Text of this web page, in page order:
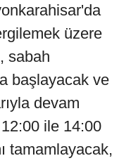
üzere
sabah
başlayacak ve
devam
12:00 ile 14:00
tamamlayacak,